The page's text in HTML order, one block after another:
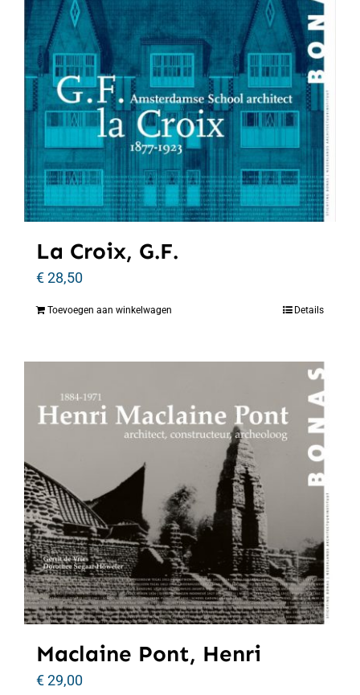
La Croix, G.F.
€28,50
Toevoegen aan winkelwagen Details
Maclaine Pont, Henri
€29,00